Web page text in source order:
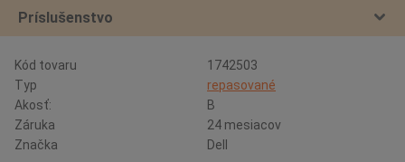
Príslušenstvo
Kód tovaru
1742503
Typ
repasované
Akosť:
B
Záruka
24 mesiacov
Značka
Dell